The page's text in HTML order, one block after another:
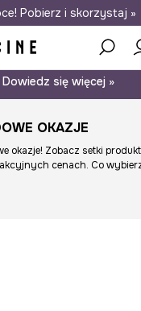
dostawa do salonów
Pobierz i skorzystaj »
Dowiedz się więcej »
OKAZJE
okazje! Zobacz setki
cenach. Co